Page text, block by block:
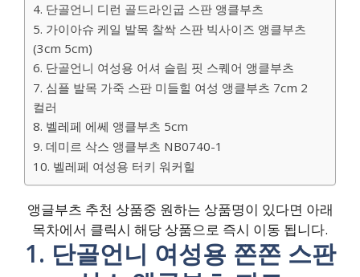
4. 단골언니 디런 골드라인굽 스판 앵클부츠
5. 가이아슈 케일 발목 찰싹 스판 빅사이즈 앵클부츠
(3cm 5cm)
6. 단골언니 여성용 어셔 슬림 핏 스퀘어 앵클부츠
7. 심플 발목 가죽 스판 미들힐 여성 앵클부츠 7cm 2
컬러
8. 벨레페 에쎄 앵클부츠 5cm
9. 데미르 삭스 앵클부츠 NB0740-1
10. 벨레페 여성용 터키 워커힐
앵글부츠 추천 상품중 원하는 상품명이 있다면 아래
목차에서 클릭시 해당 상품으로 즉시 이동 됩니다.
1. 단골언니 여성용 쫀쫀 스판